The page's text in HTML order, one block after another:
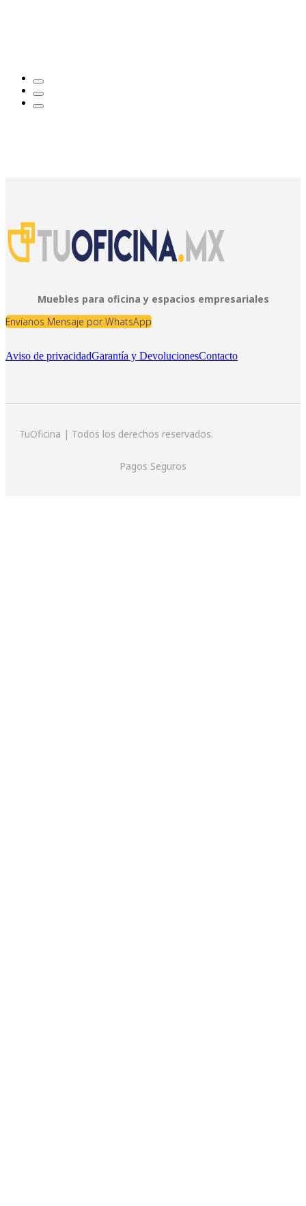
Muebles para oficina y espacios empresariales
Envíanos Mensaje por WhatsApp
Aviso de privacidadGarantía y DevolucionesContacto
TuOficina | Todos los derechos reservados.
Pagos Seguros